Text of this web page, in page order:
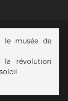
le musée de
la révolution